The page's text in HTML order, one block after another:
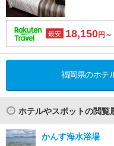
最安 18,150円～
福岡県のホテ
ホテルやスポットの閲覧
かんす海水浴場